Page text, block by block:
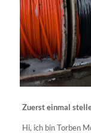
Zuerst einmal
Hi, ich bin Torben